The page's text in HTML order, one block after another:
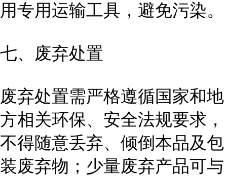
用专用运输工具，避免污染。
七、废弃处置
废弃处置需严格遵循国家和地
方相关环保、安全法规要求，
不得随意丢弃、倾倒本品及包
装废弃物；少量废弃产品可与